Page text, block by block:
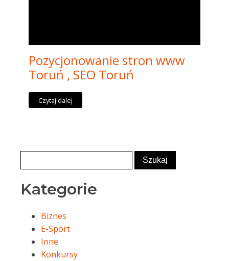
Pozycjonowanie stron www
Toruń , SEO Toruń
Czytaj dalej
Kategorie
Biznes
E-Sport
Inne
Konkursy